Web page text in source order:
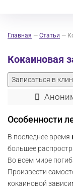
Главная — Статьи —
Кокаиновая
Записаться в
Особенности
В последнее время
большее
Во всем мире
Произвести
кокаиновой